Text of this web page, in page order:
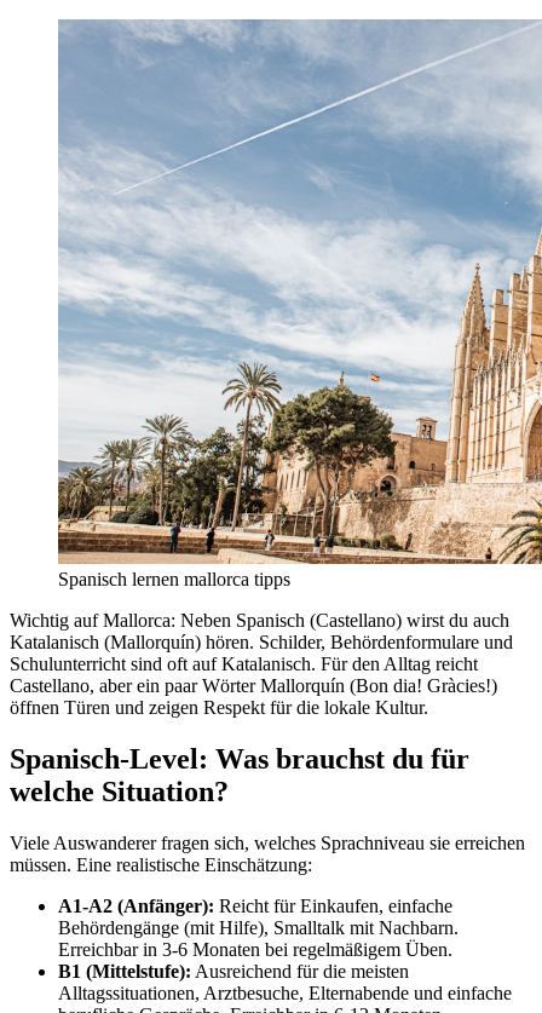
Spanisch lernen mallorca tipps
Wichtig auf Mallorca: Neben Spanisch (Castellano) wirst du auch
Katalanisch (Mallorquín) hören. Schilder, Behördenformulare und
Schulunterricht sind oft auf Katalanisch. Für den Alltag reicht
Castellano, aber ein paar Wörter Mallorquín (Bon dia! Gràcies!)
öffnen Türen und zeigen Respekt für die lokale Kultur.
Spanisch-Level: Was brauchst du für
welche Situation?
Viele Auswanderer fragen sich, welches Sprachniveau sie erreichen
müssen. Eine realistische Einschätzung:
A1-A2 (Anfänger): Reicht für Einkaufen, einfache
Behördengänge (mit Hilfe), Smalltalk mit Nachbarn.
Erreichbar in 3-6 Monaten bei regelmäßigem Üben.
B1 (Mittelstufe): Ausreichend für die meisten
Alltagssituationen, Arztbesuche, Elternabende und einfache